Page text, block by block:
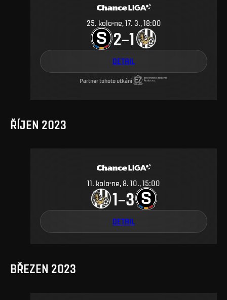
25. kolo ne, 17. 3., 18:00
2–1
DETAIL
Partner tohoto utkání
ŘÍJEN 2023
11. kolo ne, 8. 10., 15:00
1–3
DETAIL
BŘEZEN 2023